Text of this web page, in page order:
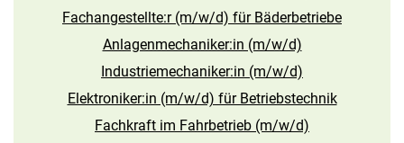
Fachangestellte:r (m/w/d) für Bäderbetriebe
Anlagenmechaniker:in (m/w/d)
Industriemechaniker:in (m/w/d)
Elektroniker:in (m/w/d) für Betriebstechnik
Fachkraft im Fahrbetrieb (m/w/d)